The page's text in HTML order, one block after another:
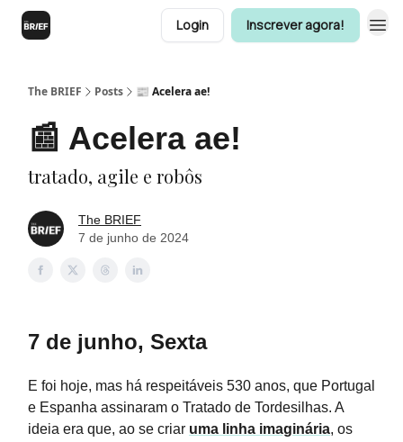
Login Inscrever agora!
The BRIEF Posts 📰 Acelera ae!
📰 Acelera ae!
tratado, agile e robôs
The BRIEF
7 de junho de 2024
7 de junho, Sexta
E foi hoje, mas há respeitáveis 530 anos, que Portugal
e Espanha assinaram o Tratado de Tordesilhas. A
ideia era que, ao se criar uma linha imaginária, os